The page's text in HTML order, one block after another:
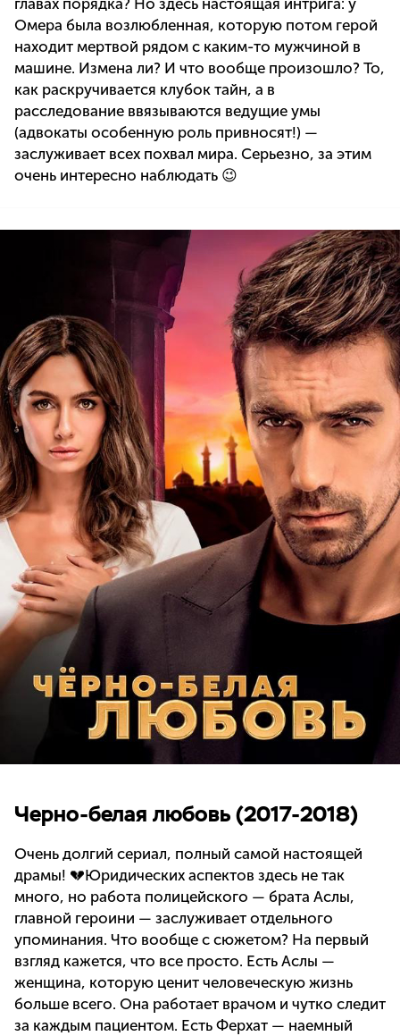
главах порядка? Но здесь настоящая интрига: у
Омера была возлюбленная, которую потом герой
находит мертвой рядом с каким-то мужчиной в
машине. Измена ли? И что вообще произошло? То,
как раскручивается клубок тайн, а в
расследование ввязываются ведущие умы
(адвокаты особенную роль привносят!) —
заслуживает всех похвал мира. Серьезно, за этим
очень интересно наблюдать 😉
Черно-белая любовь (2017-2018)
Очень долгий сериал, полный самой настоящей
драмы! 💔Юридических аспектов здесь не так
много, но работа полицейского — брата Аслы,
главной героини — заслуживает отдельного
упоминания. Что вообще с сюжетом? На первый
взгляд кажется, что все просто. Есть Аслы —
женщина, которую ценит человеческую жизнь
больше всего. Она работает врачом и чутко следит
за каждым пациентом. Есть Ферхат — наемный